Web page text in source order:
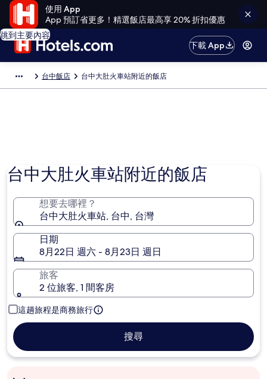
使用 App
App 預訂省更多！精選飯店最高享 20% 折扣優惠
跳到主要內容
下載 App
台中飯店 台中大肚火車站附近的飯店
台中大肚火車站附近的飯店
想要去哪裡？
台中大肚火車站, 台中, 台灣
日期
8月22日 週六 - 8月23日 週日
旅客
2 位旅客, 1 間客房
這趟旅程是商務旅行
搜尋